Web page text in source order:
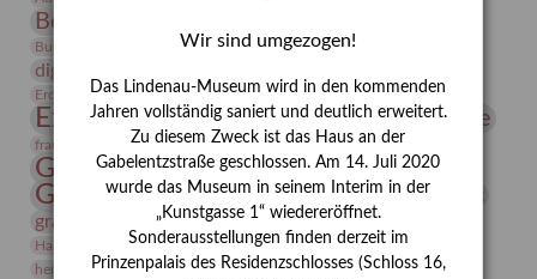
Bernhard August von Lindenau
Burg Posterstein Conrad Felixmüller Depot
digitallabor
Erdmann Julius Dietrich
Erlebnisportal estrusker Exlibris
Expressionismus Festrede Florenz Fotografie
frauen Frauen in der Antike und heute
Gerhard-Altenbourg-Preis
Gerhard Altenbourg
Gerhard Kurt Müller
grafische sammlung griechische Mythologie
Hanns-Conon von der Gabelentz Heinrich Kirchhoff Heldinnen
herman de vries Humboldt
Insekten
Wir sind umgezogen!
Das Lindenau-Museum wird in den kommenden
Jahren vollständig saniert und deutlich erweitert.
Zu diesem Zweck ist das Haus an der
Gabelentzstraße geschlossen. Am 14. Juli 2020
wurde das Museum in seinem Interim in der
„Kunstgasse 1“ wiedereröffnet.
Sonderausstellungen finden derzeit im
Prinzenpalais des Residenzschlosses (Schloss 16,